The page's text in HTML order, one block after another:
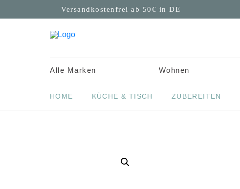
Versandkostenfrei ab 50€ in DE
Alle Marken Wohnen
HOME KÜCHE & TISCH ZUBEREITEN